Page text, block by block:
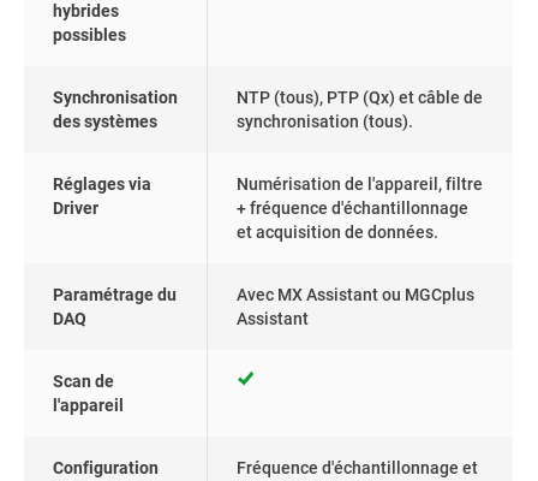
hybrides
possibles
Synchronisation
des systèmes
NTP (tous), PTP (Qx) et câble de
synchronisation (tous).
Réglages via
Driver
Numérisation de l'appareil, filtre
+ fréquence d'échantillonnage
et acquisition de données.
Paramétrage du
DAQ
Avec MX Assistant ou MGCplus
Assistant
Scan de
l'appareil
Configuration
Fréquence d'échantillonnage et